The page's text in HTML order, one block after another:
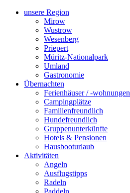
unsere Region
Mirow
Wustrow
Wesenberg
Priepert
Müritz-Nationalpark
Umland
Gastronomie
Übernachten
Ferienhäuser / -wohnungen
Campingplätze
Familienfreundlich
Hundefreundlich
Gruppenunterkünfte
Hotels & Pensionen
Hausbooturlaub
Aktivitäten
Angeln
Ausflugstipps
Radeln
Paddeln